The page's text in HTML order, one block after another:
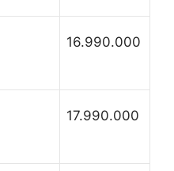
16.990.000
17.990.000